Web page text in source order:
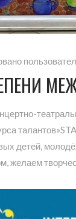
детей,
желаем